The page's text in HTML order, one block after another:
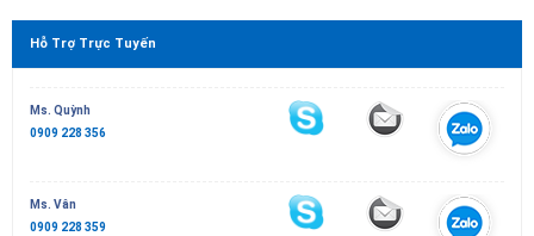
Hỗ Trợ Trực Tuyến
Ms. Quỳnh
0909 228 356
Ms. Vân
0909 228 359